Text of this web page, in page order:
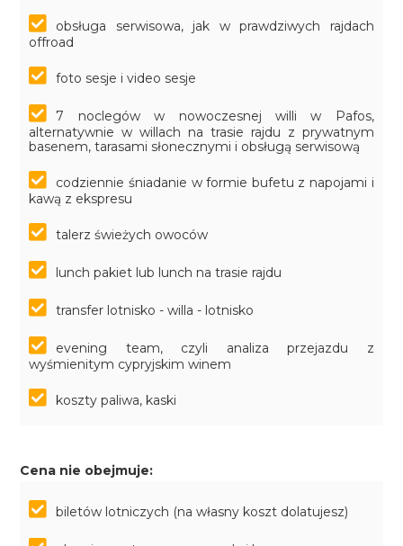
obsługa serwisowa, jak w prawdziwych rajdach
offroad
foto sesje i video sesje
7 noclegów w nowoczesnej willi w Pafos,
alternatywnie w willach na trasie rajdu z prywatnym
basenem, tarasami słonecznymi i obsługą serwisową
codziennie śniadanie w formie bufetu z napojami i
kawą z ekspresu
talerz świeżych owoców
lunch pakiet lub lunch na trasie rajdu
transfer lotnisko - willa - lotnisko
evening team, czyli analiza przejazdu z
wyśmienitym cypryjskim winem
koszty paliwa, kaski
Cena nie obejmuje:
biletów lotniczych (na własny koszt dolatujesz)